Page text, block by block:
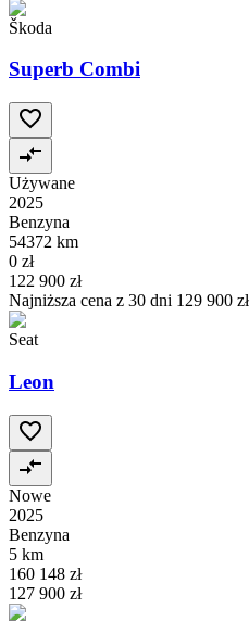
Škoda
Superb Combi
Używane
2025
Benzyna
54372 km
0 zł
122 900 zł
Najniższa cena z 30 dni 129 900 zł
Seat
Leon
Nowe
2025
Benzyna
5 km
160 148 zł
127 900 zł